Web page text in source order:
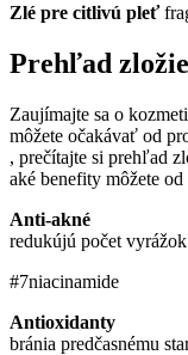
Zlé pre citlivú pleť
Prehľad
Zaujímajte sa o
môžete očakávať od
, prečítajte si prehľad
aké benefity môžete
Anti-akné
redukújú počet
#7niacinamide
Antioxidanty
bránia predčasnému